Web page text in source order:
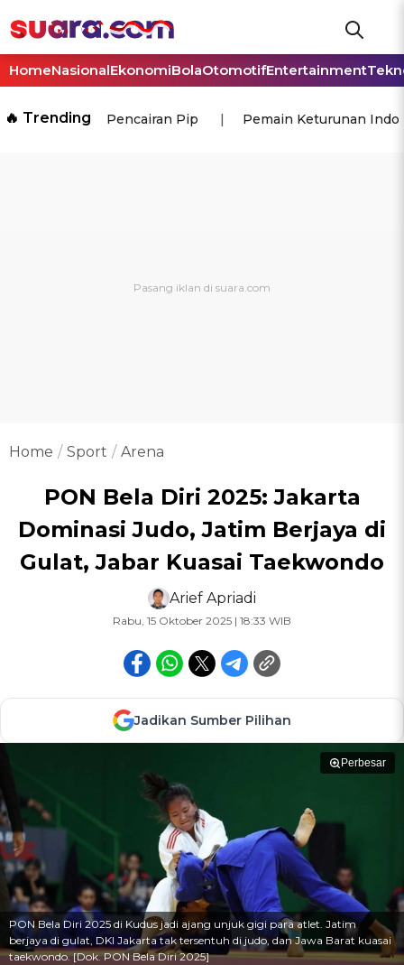
HomeNasionalEkonomiBolaOtomotifEntertainment
🔥 Trending Pencairan Pip Pemain Keturunan
Home Sport Arena
PON Bela Diri 2025: Jakarta
Dominasi Judo, Jatim Berjaya di
Gulat, Jabar Kuasai Taekwondo
Arief Apriadi
Rabu, 15 Oktober 2025 | 18:33 WIB
Jadikan Sumber Pilihan
Perbesar
PON Bela Diri 2025 di Kudus jadi ajang unjuk gigi para atlet. Jatim
berjaya di gulat, DKI Jakarta tak tersentuh di judo, dan Jawa Barat kuasai
taekwondo. [Dok. PON Bela Diri 2025]